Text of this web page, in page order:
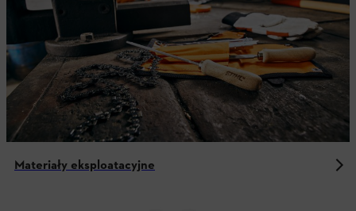
Materiały eksploatacyjne